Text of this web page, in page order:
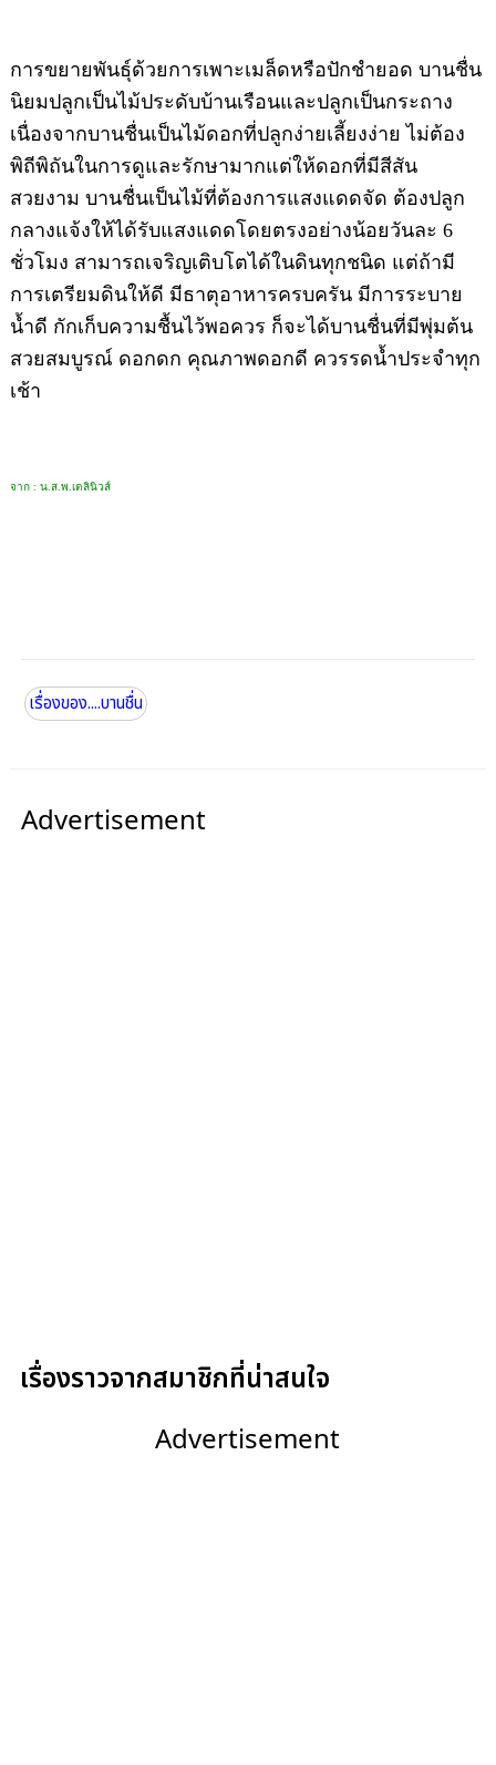
การขยายพันธุ์ด้วยการเพาะเมล็ดหรือปักชำยอด บานชื่น
นิยมปลูกเป็นไม้ประดับบ้านเรือนและปลูกเป็นกระถาง
เนื่องจากบานชื่นเป็นไม้ดอกที่ปลูกง่ายเลี้ยงง่าย ไม่ต้อง
พิถีพิถันในการดูและรักษามากแต่ให้ดอกที่มีสีสัน
สวยงาม บานชื่นเป็นไม้ที่ต้องการแสงแดดจัด ต้องปลูก
กลางแจ้งให้ได้รับแสงแดดโดยตรงอย่างน้อยวันละ 6
ชั่วโมง สามารถเจริญเติบโตได้ในดินทุกชนิด แต่ถ้ามี
การเตรียมดินให้ดี มีธาตุอาหารครบครัน มีการระบาย
น้ำดี กักเก็บความชื้นไว้พอควร ก็จะได้บานชื่นที่มีพุ่มต้น
สวยสมบูรณ์ ดอกดก คุณภาพดอกดี ควรรดน้ำประจำทุก
เช้า
จาก : น.ส.พ.เดลินิวส์
เรื่องของ....บานชื่น
Advertisement
เรื่องราวจากสมาชิกที่น่าสนใจ
Advertisement